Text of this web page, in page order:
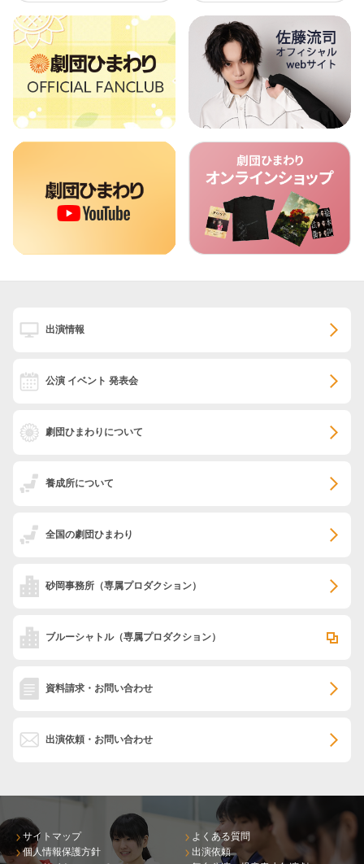
出演情報
公演 イベント 発表会
劇団ひまわりについて
養成所について
全国の劇団ひまわり
砂岡事務所 （専属プロダクション）
ブルーシャトル（専属プロダクション）
資料請求・お問い合わせ
出演依頼・お問い合わせ
サイトマップ
個人情報保護方針
よくある質問
出演依頼